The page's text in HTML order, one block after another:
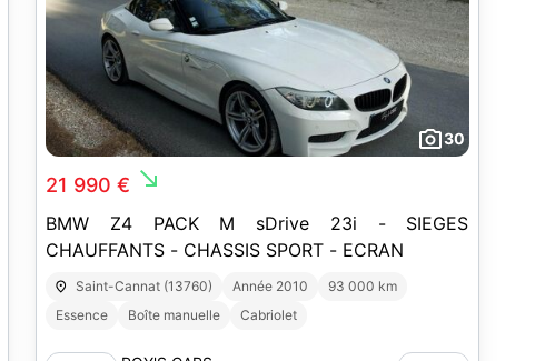
30
21 990 € south_east
BMW Z4 PACK M sDrive 23i - SIEGES
CHAUFFANTS - CHASSIS SPORT - ECRAN
Saint-Cannat (13760) Année 2010
93 000 km
Essence
Boîte manuelle Cabriolet